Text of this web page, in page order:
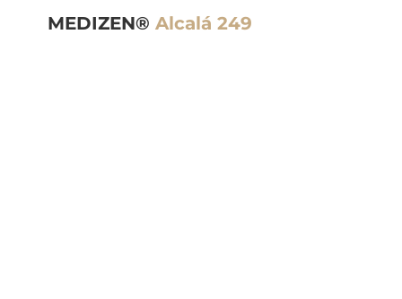
MEDIZEN®Alcalá 249